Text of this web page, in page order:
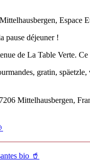
Espace
pause déjeuner !
de La Table Verte.
gratin,
Mittelhausbergen,
bio 🥤